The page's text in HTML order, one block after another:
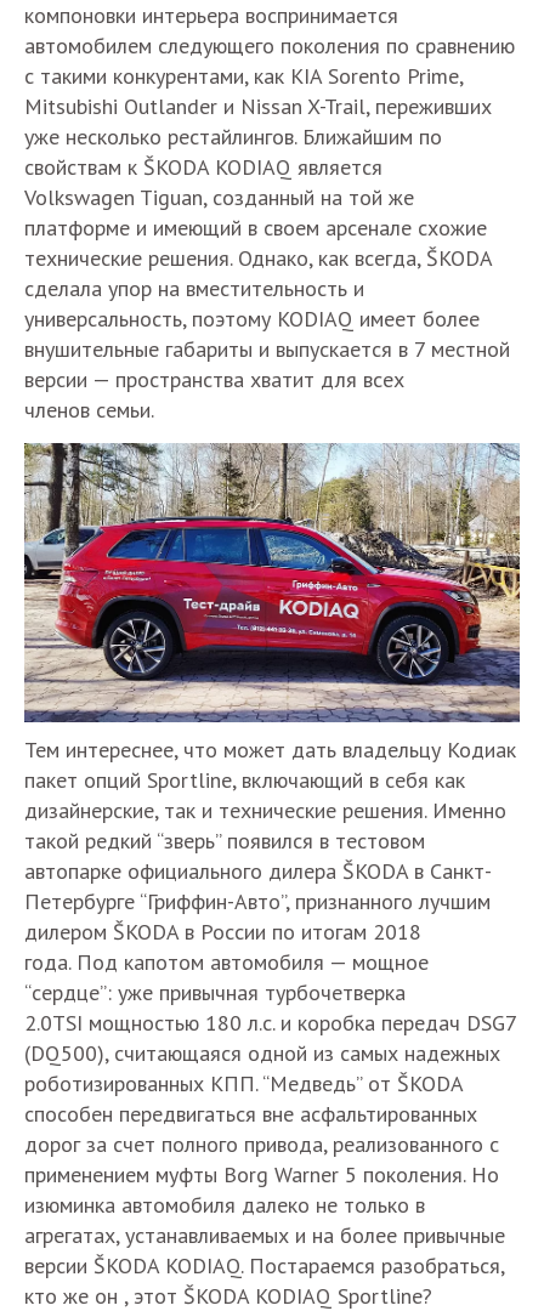
компоновки интерьера воспринимается
автомобилем следующего поколения по сравнению
с такими конкурентами, как KIA Sorento Prime,
Mitsubishi Outlander и Nissan X-Trail, переживших
уже несколько рестайлингов. Ближайшим по
свойствам к ŠKODA KODIAQ является
Volkswagen Tiguan, созданный на той же
платформе и имеющий в своем арсенале схожие
технические решения. Однако, как всегда, ŠKODA
сделала упор на вместительность и
универсальность, поэтому KODIAQ имеет более
внушительные габариты и выпускается в 7 местной
версии — пространства хватит для всех
членов семьи.
Тем интереснее, что может дать владельцу Кодиак
пакет опций Sportline, включающий в себя как
дизайнерские, так и технические решения. Именно
такой редкий “зверь” появился в тестовом
автопарке официального дилера ŠKODA в Санкт-
Петербурге “Гриффин-Авто”, признанного лучшим
дилером ŠKODA в России по итогам 2018
года. Под капотом автомобиля — мощное
“сердце”: уже привычная турбочетверка
2.0TSI мощностью 180 л.с. и коробка передач DSG7
(DQ500), считающаяся одной из самых надежных
роботизированных КПП. “Медведь” от ŠKODA
способен передвигаться вне асфальтированных
дорог за счет полного привода, реализованного с
применением муфты Borg Warner 5 поколения. Но
изюминка автомобиля далеко не только в
агрегатах, устанавливаемых и на более привычные
версии ŠKODA KODIAQ. Постараемся разобраться,
кто же он , этот ŠKODA KODIAQ Sportline?